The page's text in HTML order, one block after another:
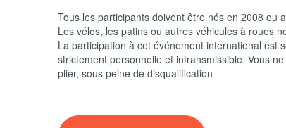
Tous les participants doivent être nés en 2008 ou
Les vélos, les patins ou autres véhicules à roues
La participation à cet événement international est
strictement personnelle et intransmissible. Vous
plier, sous peine de disqualification